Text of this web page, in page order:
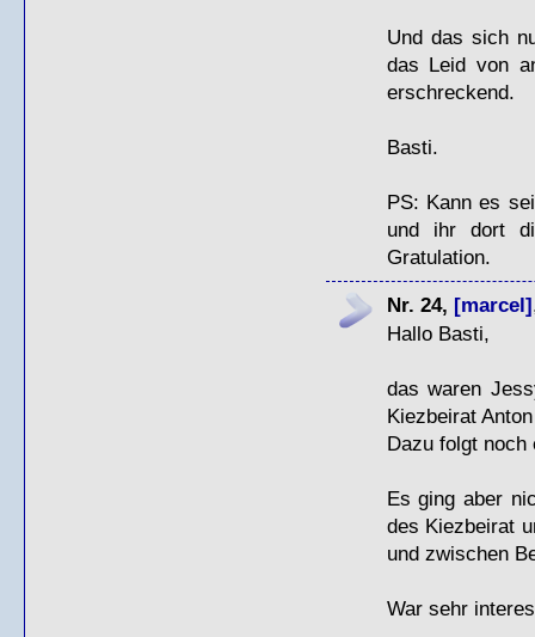
Und das sich
das Leid von
erschreckend.
Basti.
PS: Kann es
und ihr dort
Gratulation.
Nr. 24, [marcel]
Hallo Basti,
das waren
Kiezbeirat
Dazu folgt noch
Es ging aber
des Kiezbeirat
und zwischen
War sehr